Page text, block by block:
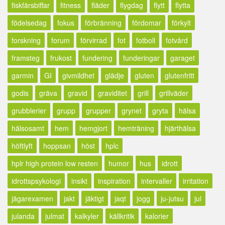
fiskfärsbiffar
fitness fläder flygdag flytt
flytta
födelsedag
fokus förbränning fördomar
förkylt
forskning
forum förvirrad fot fotboll
fotvård
framsteg
frukost fundering funderingar
garaget
garmin
GI givmildhet glädje gluten
glutenfritt
godis
gräva gravid graviditet grill
grillväder
grubblerier
grupp grupper grynet gryta
hälsa
hälsosamt
hem hemgjort hemträning
hjärthälsa
höftlyft
hoppsan höst
hplc
hplr high protein low resten
humor hus
idrott
idrottspsykologi
insikt inspiration intervaller
irritation
jägarexamen
jakt jäktigt jaqt jogg ju-jutsu
jul
julanda
julmat kalkyler källkritik kalorier